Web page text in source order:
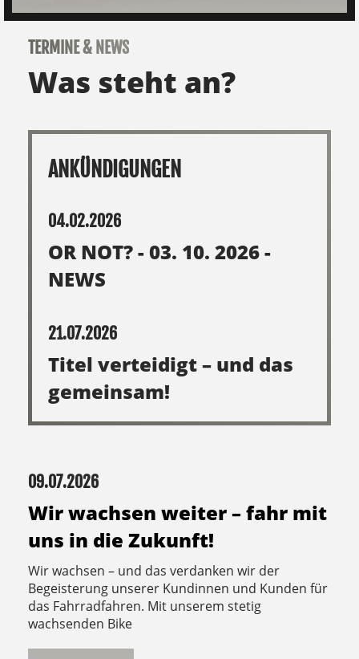
TERMINE & NEWS
Was steht an?
ANKÜNDIGUNGEN
04.02.2026
OR NOT? - 03. 10. 2026 -
NEWS
21.07.2026
Titel verteidigt – und das
gemeinsam!
18.02.2026
OR NOT? - 03. 10. 2026
OR NOT? Das Sackgassen-„Rennen“ 03. Oktober
2026 Ab 8:00 Startunterlagen abholen 8:45 Race
Briefing 09:00 Start im Shop 17:00 Zielsch
MEHR LESEN